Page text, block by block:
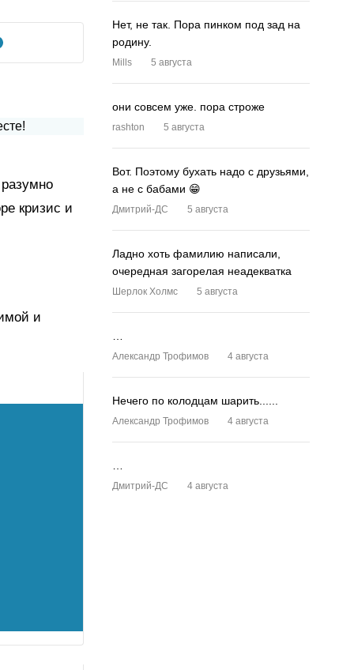
кризис и
и
Нет, не так. Пора пинком под зад на
родину.
Mills 5 августа
они совсем уже. пора строже
rashton 5 августа
Вот. Поэтому бухать надо с друзьями,
а не с бабами 😁
Дмитрий-ДС 5 августа
Ладно хоть фамилию написали,
очередная загорелая неадекватка
Шерлок Холмс 5 августа
Александр Трофимов 4 августа
Нечего по колодцам шарить......
Александр Трофимов 4 августа
Дмитрий-ДС 4 августа